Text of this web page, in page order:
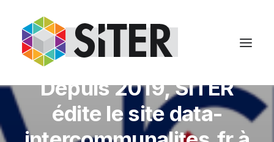
InNon classé Missions •
2021
• 2 Minutes
Depuis 2019, SITER
édite le site data-